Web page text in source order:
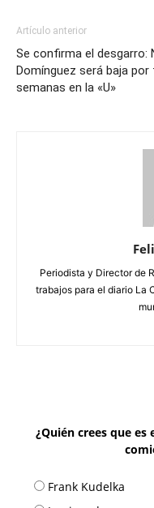
Artículo anterior
Se confirma el desgarro:
Domínguez será baja por
semanas en la «U»
Periodista y Director de
trabajos para el diario La
¿Quién crees que
Frank Kudelka